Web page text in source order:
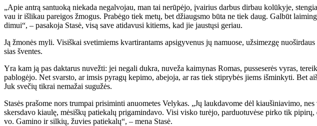
„Apie an­trą san­tuo­ką nie­ka­da ne­gal­vo­jau, man tai ne­rū­pė­jo, įvai­rius dar­bus dir­bau ko­lū­ky­je,
vau ir iš­li­kau pa­rei­gos žmo­gus. Pra­bė­go tiek me­tų, bet džiaugs­mo bū­ta ne tiek daug. Gal­būt
di­mui“, – pa­sa­ko­ja Sta­sė, vi­są sa­ve ati­da­vu­si ki­tiems, kad jie jaus­tų­si ge­riau.
Ją žmo­nės my­li. Vi­siš­kai sve­ti­miems kvar­ti­ran­tams ap­si­gy­ve­nus jų na­muo­se, už­si­mez­gę
sias šven­tes.
Yra kam ją pas dak­ta­rus nu­vež­ti: jei ne­ga­li duk­ra, nu­ve­ža kai­my­nas Ro­mas, pus­se­se­rės vy­ras,
pa­blo­gė­jo. Net svars­to, ar im­sis py­ra­gų ke­pi­mo, abe­jo­ja, ar ras tiek stip­ry­bės jiems iš­min­ky­ti. Bet
Juk sve­čių tik­rai ne­ma­žai su­gu­žės.
Sta­sės pra­šo­me nors trum­pai pri­si­min­ti anuo­me­tes Ve­ly­kas. „Jų lauk­da­vo­me dėl kiau­ši­nia­vi­mo,
skers­da­vo kiau­lę, mė­siš­kų pa­tie­ka­lų pri­ga­min­da­vo. Vi­si vis­ko tu­rė­jo, par­duo­tu­vė­se pir­ko tik
vo. Ga­mi­no ir sil­kių, žu­vies pa­tie­ka­lų“, – me­na Sta­sė.